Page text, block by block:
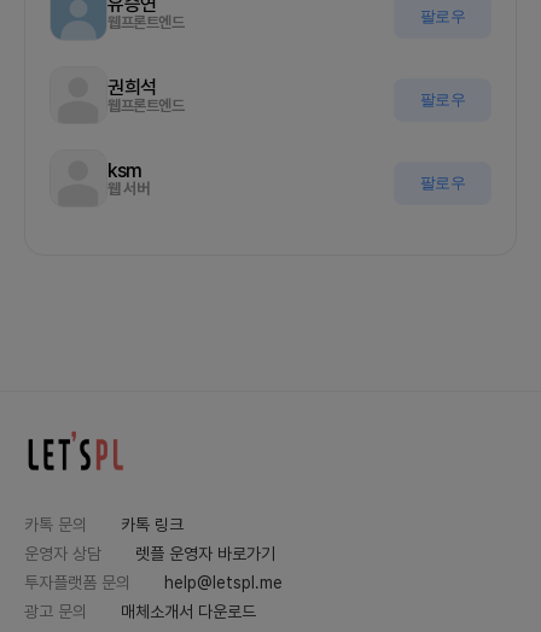
웹프론트엔드 팔로우
권희석
웹프론트엔드 팔로우
ksm
웹 서버 팔로우
카톡 문의
카톡 링크
운영자 상담
렛플 운영자 바로가기
투자플랫폼 문의
help@letspl.me
광고 문의
매체소개서 다운로드